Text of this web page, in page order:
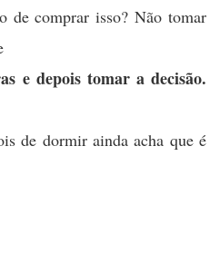
de comprar isso? Não tomar
e depois tomar a decisão.
de dormir ainda acha que é